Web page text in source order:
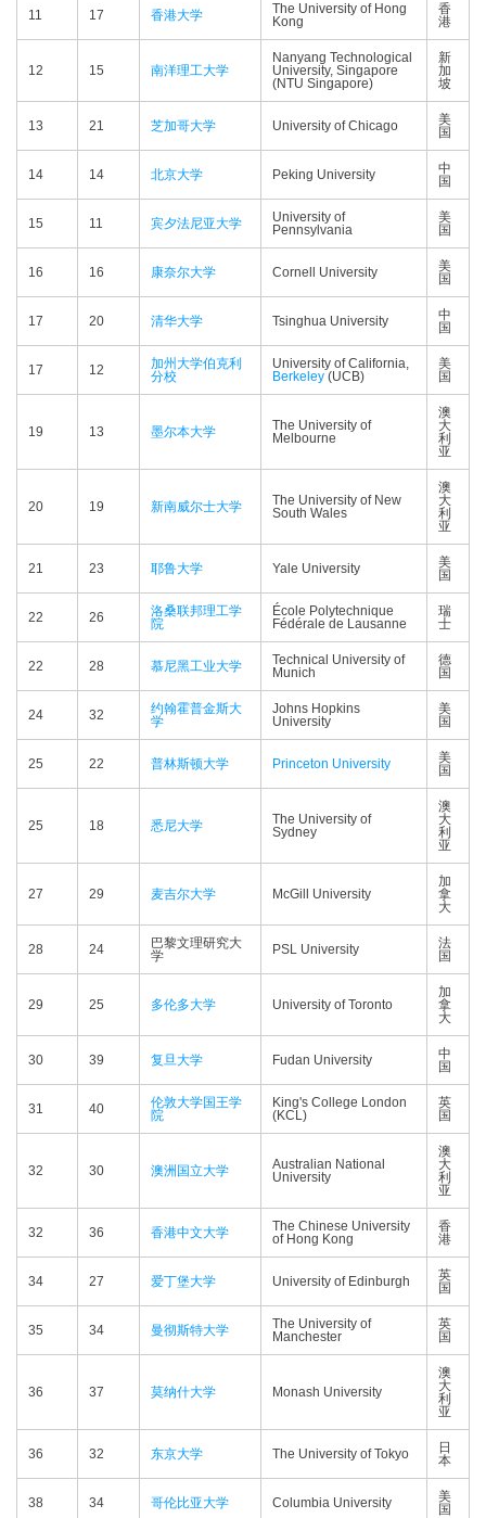
11 17 香港大学
The University of Hong
Kong
香
港
12 15 南洋理工大学
Nanyang Technological
University, Singapore
(NTU Singapore)
新
加
坡
13 21 芝加哥大学 University of Chicago
美
国
14 14 北京大学 Peking University
中
国
15 11 宾夕法尼亚大学
University of
Pennsylvania
美
国
16 16 康奈尔大学 Cornell University
美
国
17 20 清华大学 Tsinghua University
中
国
17 12
加州大学伯克利
分校
University of California,
Berkeley (UCB)
美
国
19 13 墨尔本大学
The University of
Melbourne
澳
大
利
亚
20 19 新南威尔士大学
The University of New
South Wales
澳
大
利
亚
21 23 耶鲁大学 Yale University
美
国
22 26
洛桑联邦理工学
院
École Polytechnique
Fédérale de Lausanne
瑞
士
22 28 慕尼黑工业大学
Technical University of
Munich
德
国
24 32
约翰霍普金斯大
学
Johns Hopkins
University
美
国
25 22 普林斯顿大学 Princeton University
美
国
25 18 悉尼大学
The University of
Sydney
澳
大
利
亚
27 29 麦吉尔大学 McGill University
加
拿
大
28 24
巴黎文理研究大
学
PSL University
法
国
29 25 多伦多大学 University of Toronto
加
拿
大
30 39 复旦大学 Fudan University
中
国
31 40
伦敦大学国王学
院
King's College London
(KCL)
英
国
32 30 澳洲国立大学
Australian National
University
澳
大
利
亚
32 36 香港中文大学
The Chinese University
of Hong Kong
香
港
34 27 爱丁堡大学 University of Edinburgh
英
国
35 34 曼彻斯特大学
The University of
Manchester
英
国
36 37 莫纳什大学 Monash University
澳
大
利
亚
36 32 东京大学 The University of Tokyo
日
本
38 34 哥伦比亚大学 Columbia University
美
国